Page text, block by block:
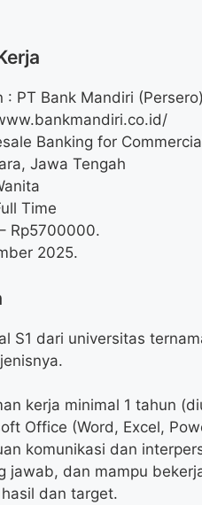
: PT Bank Mandiri
Banking for
Jawa Tengah
Time
Rp5700000.
2025.
S1 dari universitas
kerja minimal 1 tahun
Office (Word, Excel,
komunikasi dan
jawab, dan mampu
dan target.